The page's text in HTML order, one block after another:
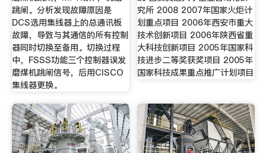
跳闸。分析发现故障原因是
DCS选用集线器上的总通讯板
故障，导致与其通信的所有控制
器同时切换至备用。切换过程
中，FSSS功能三个控制器误发
磨煤机跳闸信号，后用CISCO
集线器更换。
究所 2008 2007年国家火炬计
划重点项目 2006年西安市重大
技术创新项目 2006年陕西省重
大科技创新项目 2005年国家科
技进步二等奖获奖项目 2005年
国家科技成果重点推广计划项目